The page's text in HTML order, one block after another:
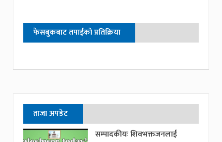
फेसबुकबाट तपाईको प्रतिक्रिया
ताजा अपडेट
सम्पादकीयः शिवभक्तजनलाई